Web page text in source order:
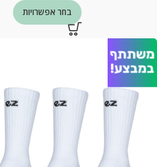
בחר אפשרויות